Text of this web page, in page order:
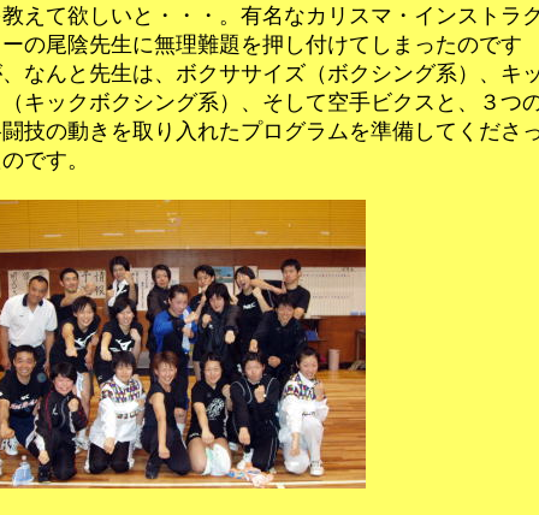
えて欲しいと・・・。有名なカリスマ・インストラク
の尾陰先生に無理難題を押し付けてしまったのです
なんと先生は、ボクササイズ（ボクシング系）、キッ
キックボクシング系）、そして空手ビクスと、３つ
技の動きを取り入れたプログラムを準備してくださ
です。